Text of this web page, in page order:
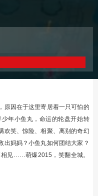
原因在于这里寄居着一只可怕的
年小鱼丸，命运的轮盘开始转
欢笑、惊险、相聚、离别的奇幻
出妈妈？小鱼丸如何团结大家？
见……萌爆2015，笑翻全城。